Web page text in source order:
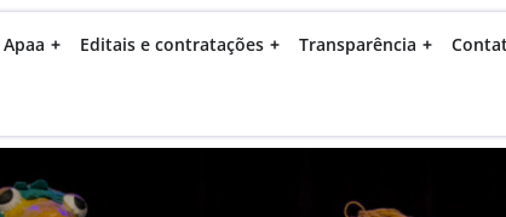
Apaa Editais e contratações Transparência